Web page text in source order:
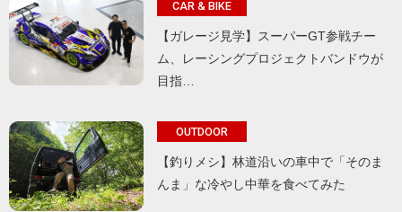
CAR & BIKE
【ガレージ見学】スーパーGT参戦チー
ム、レーシングプロジェクトバンドウが
目指…
OUTDOOR
【釣りメシ】林道沿いの車中で「そのま
んま」な冷やし中華を食べてみた